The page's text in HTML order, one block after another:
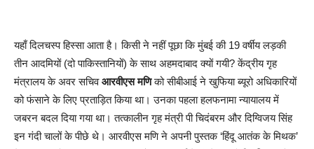
यहाँ दिलचस्प हिस्सा आता है। किसी ने नहीं पूछा कि मुंबई की 19 वर्षीय लड़की
तीन आदमियों (दो पाकिस्तानियों) के साथ अहमदाबाद क्यों गयी? केंद्रीय गृह
मंत्रालय के अवर सचिवआरवीएस मणिको सीबीआई ने खुफिया ब्यूरो अधिकारियों
को फंसाने के लिए प्रताड़ित किया था। उनका पहला हलफनामा न्यायालय में
जबरन बदल दिया गया था। तत्कालीन गृह मंत्री पी चिदंबरम और दिग्विजय सिंह
इन गंदी चालों के पीछे थे। आरवीएस मणि ने अपनी पुस्तक ‘हिंदू आतंक के मिथक’